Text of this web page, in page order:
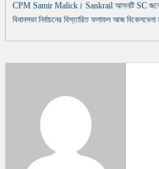
CPM Samir Malick। Sankrail আসনটি SC
বিধানসভা নির্বাচনের বিস্তারিত ফলাফল আজ